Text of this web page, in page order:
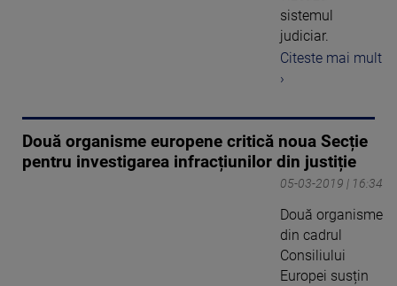
sistemul
judiciar.
Citeste mai mult
›
Două organisme europene critică noua Secție
pentru investigarea infracțiunilor din justiție
05-03-2019 | 16:34
Două organisme
din cadrul
Consiliului
Europei susțin